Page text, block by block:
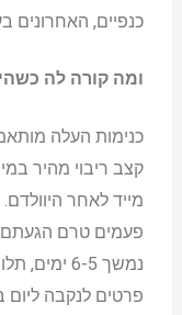
כנפיים, האחרונים
ומה קורה לה
כנימות העלה
קצב ריבוי מהיר
פעמים טרם הגעתם
פרטים לנקבה